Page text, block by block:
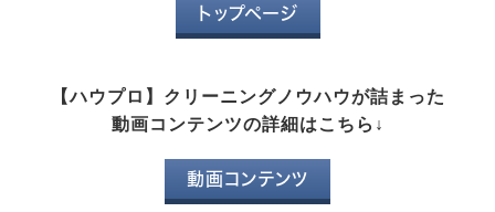
トップページ
【ハウプロ】クリーニングノウハウが詰まった
動画コンテンツの詳細はこちら↓
動画コンテンツ